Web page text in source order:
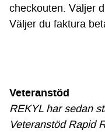
checkouten. Väljer
Väljer du faktura
Veteranstöd
REKYL har sedan
Veteranstöd Rapid